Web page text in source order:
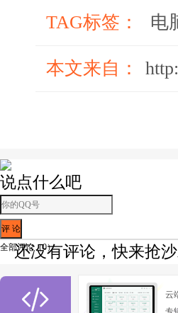
以上方案建立在搭配固
名的音平电声科技有出
源以及专业的音效控制
源，那么专业的手机直
TAG标签： 电
本文来自：
说点什么吧
全部评论（0）
还没有评论，快来抢沙

云